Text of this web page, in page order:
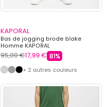
KAPORAL
Bas de jogging brode blake
Homme KAPORAL
95,00 €17,99 € 81%
+ 2 autres couleurs